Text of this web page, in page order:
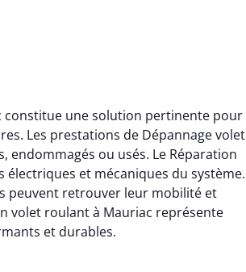
constitue une solution pertinente pour
Les prestations de Dépannage volet
ou usés. Le Réparation
et mécaniques du système.
peuvent retrouver leur mobilité et
volet roulant à Mauriac représente
et durables.